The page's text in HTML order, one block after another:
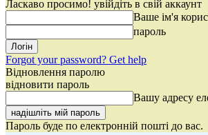
Ласкаво просимо! увійдіть в свій аккаунт
Ваше ім'я
пароль
Forgot your password? Get help
Відновлення паролю
відновити пароль
Вашу адресу
Пароль буде по електронній пошті до вас.